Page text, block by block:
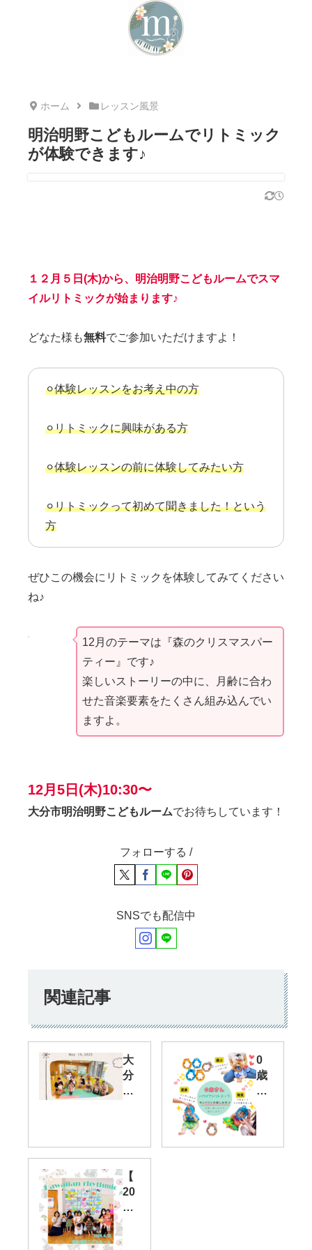
ホーム レッスン風景
明治明野こどもルームでリトミック
が体験できます♪
１２月５日(木)から、明治明野こどもルームでスマ
イルリトミックが始まります♪
どなた様も無料でご参加いただけますよ！
⚪︎体験レッスンをお考え中の方
⚪︎リトミックに興味がある方
⚪︎体験レッスンの前に体験してみたい方
⚪︎リトミックって初めて聞きました！という
方
ぜひこの機会にリトミックを体験してみてください
ね♪
12月のテーマは『森のクリスマスパー
ティー』です♪
楽しいストーリーの中に、月齢に合わ
せた音楽要素をたくさん組み込んでい
ますよ。
12月5日(木)10:30〜
大分市明治明野こどもルームでお待ちしています！
フォローする /
SNSでも配信中
関連記事
大
分
市
ル
ー
ム
0
歳
さ
ん
か
ら
【
20
25